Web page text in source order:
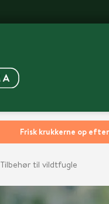
Frisk krukkerne op
Tilbehør til vildtfugle